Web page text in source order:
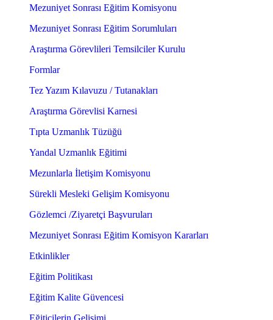
Mezuniyet Sonrası Eğitim Komisyonu
Mezuniyet Sonrası Eğitim Sorumluları
Araştırma Görevlileri Temsilciler Kurulu
Formlar
Tez Yazım Kılavuzu / Tutanakları
Araştırma Görevlisi Karnesi
Tıpta Uzmanlık Tüzüğü
Yandal Uzmanlık Eğitimi
Mezunlarla İletişim Komisyonu
Sürekli Mesleki Gelişim Komisyonu
Gözlemci /Ziyaretçi Başvuruları
Mezuniyet Sonrası Eğitim Komisyon Kararları
Etkinlikler
Eğitim Politikası
Eğitim Kalite Güvencesi